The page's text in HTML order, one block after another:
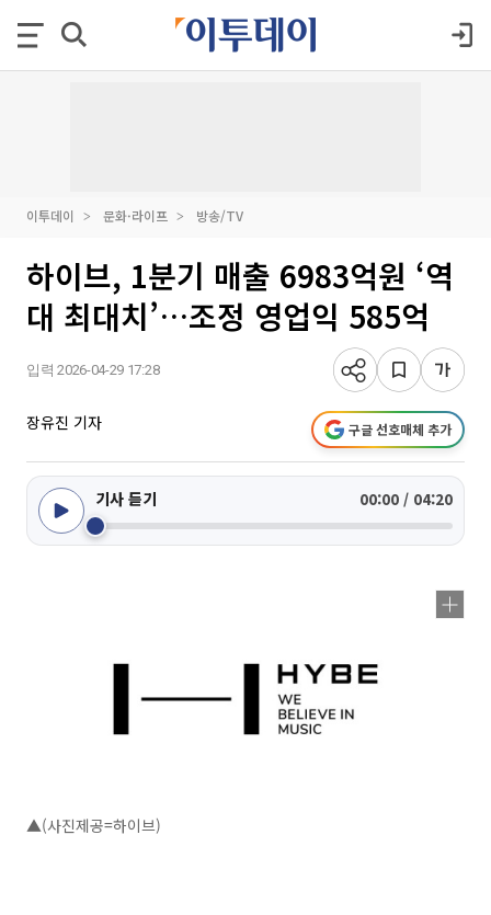
이투데이 문화·라이프 방송/TV
하이브, 1분기 매출 6983억원 ‘역
대 최대치’…조정 영업익 585억
입력 2026-04-29 17:28
장유진 기자 구글 선호매체 추가
기사 듣기 00:00 / 04:20
▲(사진제공=하이브)